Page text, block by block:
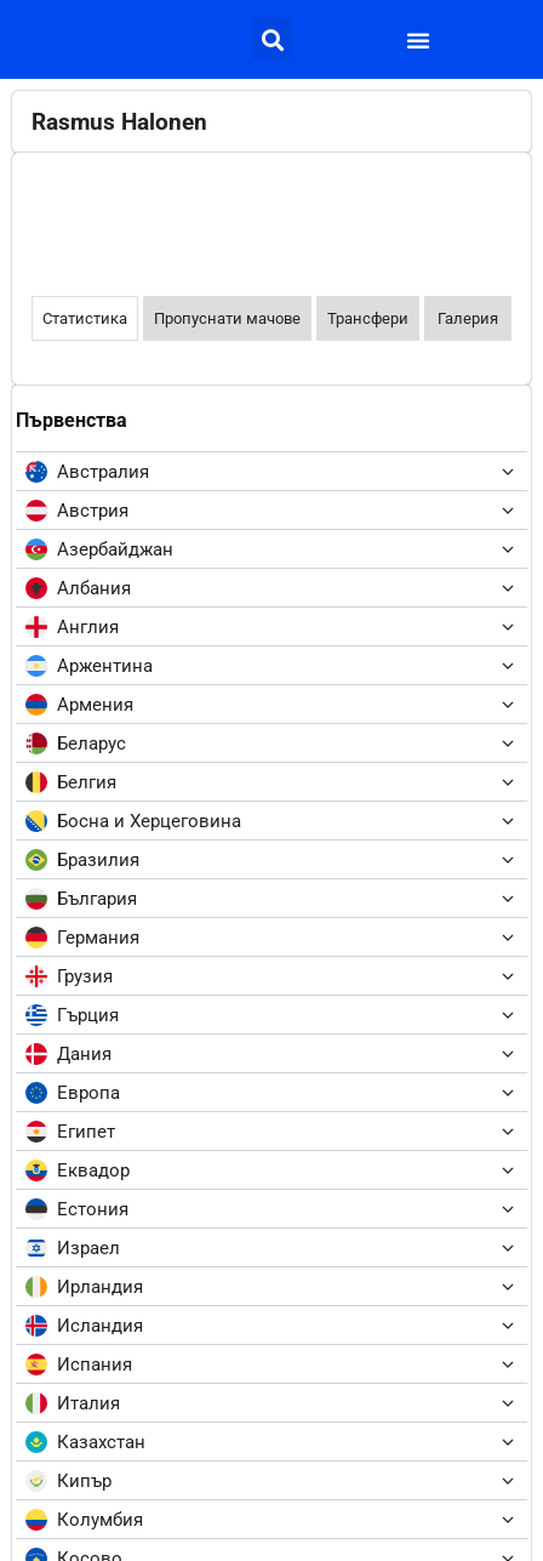
Първенства
Австралия
Австрия
Азербайджан
Албания
Англия
Аржентина
Армения
Беларус
Белгия
Босна и Херцеговина
Бразилия
България
Германия
Грузия
Гърция
Дания
Европа
Египет
Еквадор
Естония
Израел
Ирландия
Исландия
Испания
Италия
Казахстан
Кипър
Колумбия
Rasmus Halonen
Статистика Пропуснати мачове Трансфери Галерия